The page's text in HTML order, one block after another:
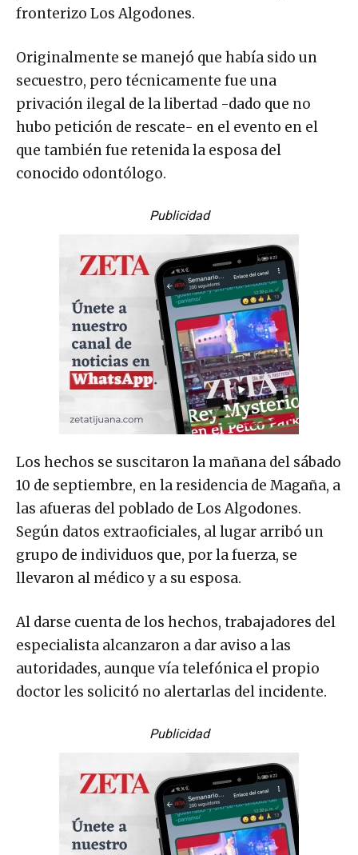
fronterizo Los Algodones.
Originalmente se manejó que había sido un
secuestro, pero técnicamente fue una
privación ilegal de la libertad -dado que no
hubo petición de rescate- en el evento en el
que también fue retenida la esposa del
conocido odontólogo.
Publicidad
Los hechos se suscitaron la mañana del sábado
10 de septiembre, en la residencia de Magaña, a
las afueras del poblado de Los Algodones.
Según datos extraoficiales, al lugar arribó un
grupo de individuos que, por la fuerza, se
llevaron al médico y a su esposa.
Al darse cuenta de los hechos, trabajadores del
especialista alcanzaron a dar aviso a las
autoridades, aunque vía telefónica el propio
doctor les solicitó no alertarlas del incidente.
Publicidad